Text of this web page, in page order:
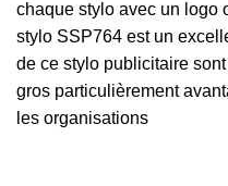
chaque stylo avec un logo
stylo SSP764 est un
de ce stylo publicitaire
gros particulièrement
les organisations